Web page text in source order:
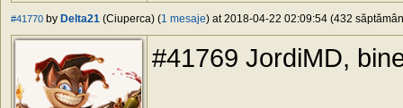
#41770 by Delta21 (Ciuperca) (1 mesaje) at 2018-04-22 02:09:54 (432
#41769 JordiMD,